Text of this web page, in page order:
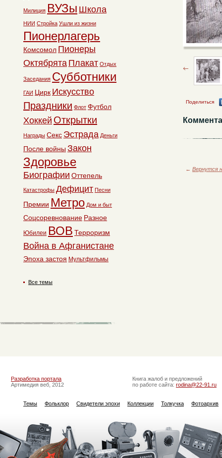
Поделиться
← Вернутся
Милиция ВУЗы Школа
НИИ Стройка Ушли из жизни
Пионерлагерь
Комсомол Пионеры
Октябрята Плакат Отдых
Заседания Субботники
ГАИ Цирк Искусство
Праздники Флот Футбол
Хоккей Открытки
Награды Секс Эстрада Деньги
После войны Закон
Здоровье
Биографии Оттепель
Катастрофы Дефицит Песни
Премии Метро Дом и быт
Соцсоревнование Разное
Юбилеи ВОВ Терроризм
Война в Афганистане
Эпоха застоя Мультфильмы
Все темы
Разработка портала
Артимедия веб, 2012
Книга жалоб и предложений
по работе сайта: rodina@22-91.ru
Темы Фольклор Свидетели эпохи Коллекции Толкучка Фотоархив